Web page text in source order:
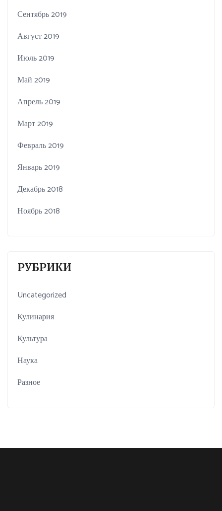
Сентябрь 2019
Август 2019
Июль 2019
Май 2019
Апрель 2019
Март 2019
Февраль 2019
Январь 2019
Декабрь 2018
Ноябрь 2018
РУБРИКИ
Uncategorized
Кулинария
Культура
Наука
Разное